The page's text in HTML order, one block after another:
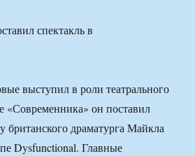
выступил в роли театрального
«Современника» он поставил
драматурга Майкла
Dysfunctional. Главные